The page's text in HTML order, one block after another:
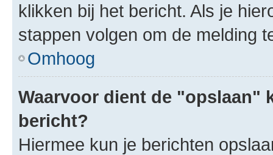
klikken bij het bericht. Als je
stappen volgen om de melding
Omhoog
Waarvoor dient de "opslaan"
bericht?
Hiermee kun je berichten